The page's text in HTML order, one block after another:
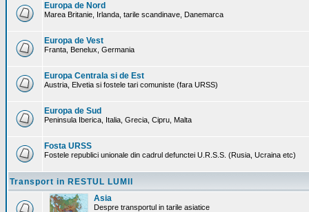
Europa de Nord
Marea Britanie, Irlanda, tarile scandinave, Danemarca
Europa de Vest
Franta, Benelux, Germania
Europa Centrala si de Est
Austria, Elvetia si fostele tari comuniste (fara URSS)
Europa de Sud
Peninsula Iberica, Italia, Grecia, Cipru, Malta
Fosta URSS
Fostele republici unionale din cadrul defunctei U.R.S.S. (Rusia, Ucraina etc)
Transport in RESTUL LUMII
Asia
Despre transportul in tarile asiatice